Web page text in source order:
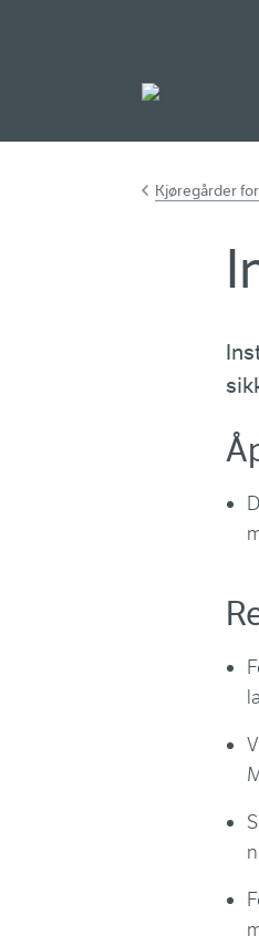
Kjøregårder